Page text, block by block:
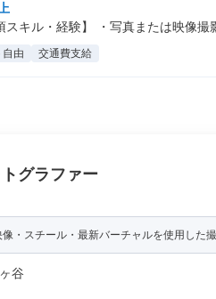
キル・経験】 ・写真または映像撮
自由 交通費支給
グラファー
・スチール・最新バーチャルを使用した
谷